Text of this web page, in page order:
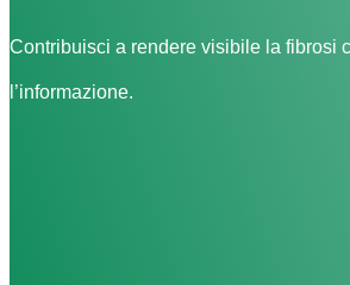
Contribuisci a rendere visibile la fibrosi
l’informazione.